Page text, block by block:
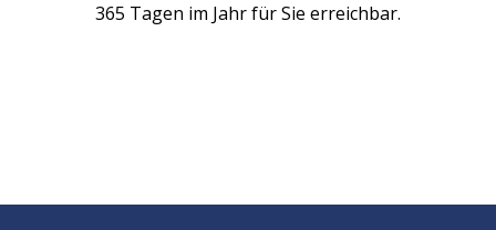
365 Tagen im Jahr für Sie erreichbar.